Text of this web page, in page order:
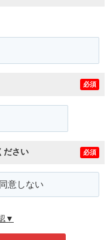
必須
ださい 必須
同意しない
▼